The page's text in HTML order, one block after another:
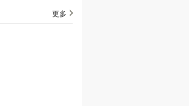
更多